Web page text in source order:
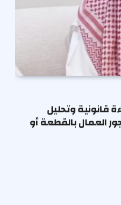
قانونية وتحليل
العمال بالقطعة أو